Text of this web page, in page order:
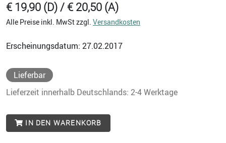
€ 19,90 (D) / € 20,50 (A)
Alle Preise inkl. MwSt zzgl. Versandkosten
Erscheinungsdatum: 27.02.2017
Lieferbar
Lieferzeit innerhalb Deutschlands: 2-4 Werktage
IN DEN WARENKORB